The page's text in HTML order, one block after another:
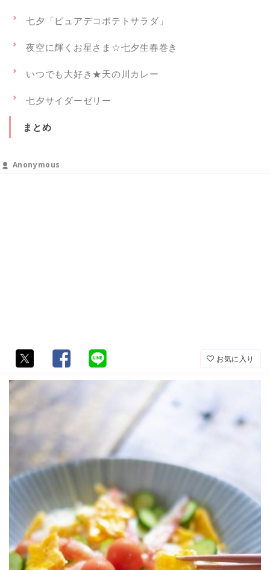
七夕「ピュアデコポテトサラダ」
夜空に輝くお星さま☆七夕生春巻き
いつでも大好き★天の川カレー
七夕サイダーゼリー
まとめ
Anonymous
お気に入り